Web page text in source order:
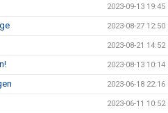
2023-09-13 19:45
2023-08-27 12:50
2023-08-21 14:52
2023-08-13 10:14
2023-06-18 22:16
2023-06-11 10:52